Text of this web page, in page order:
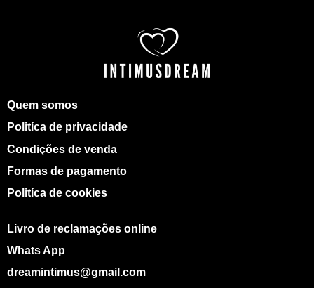
Quem somos
Politíca de privacidade
Condições de venda
Formas de pagamento
Politíca de cookies
Livro de reclamações online
Whats App
dreamintimus@gmail.com